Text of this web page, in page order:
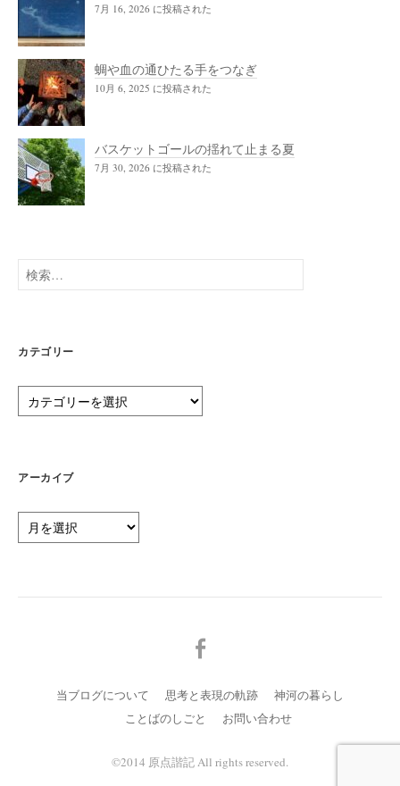
7月 16, 2026 に投稿された
蜩や血の通ひたる手をつなぎ
10月 6, 2025 に投稿された
バスケットゴールの揺れて止まる夏
7月 30, 2026 に投稿された
検
索:
カテゴリー
テ
ー
アーカイブ
ー
ュ
当ブログについて 思考と表現の軌跡
神河の暮らし
ことばのしごと
お問い合わせ
©️2014 原点諧記 All rights reserved.